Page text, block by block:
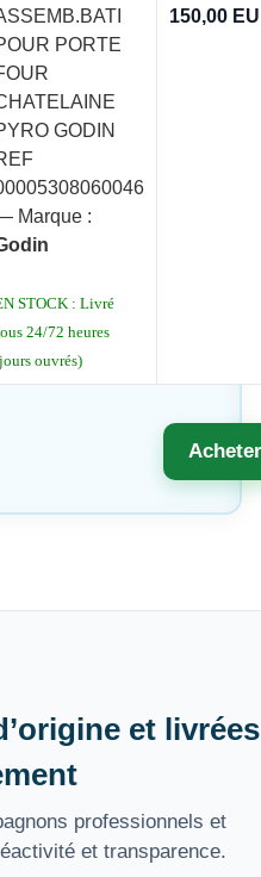
PORTE
GODIN
Marque :
STOCK : Livré
24/72 heures
ouvrés)
150,00
et livrées
professionnels et
et transparence.